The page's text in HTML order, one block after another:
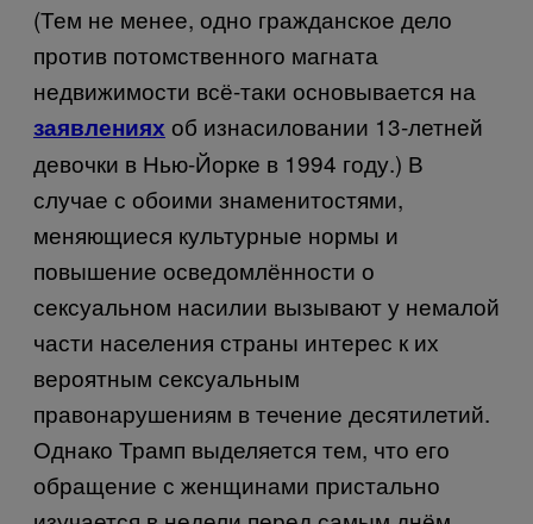
(Тем не менее, одно гражданское дело
против потомственного магната
недвижимости всё-таки основывается на
заявлениях об изнасиловании 13-летней
девочки в Нью-Йорке в 1994 году.) В
случае с обоими знаменитостями,
меняющиеся культурные нормы и
повышение осведомлённости о
сексуальном насилии вызывают у немалой
части населения страны интерес к их
вероятным сексуальным
правонарушениям в течение десятилетий.
Однако Трамп выделяется тем, что его
обращение с женщинами пристально